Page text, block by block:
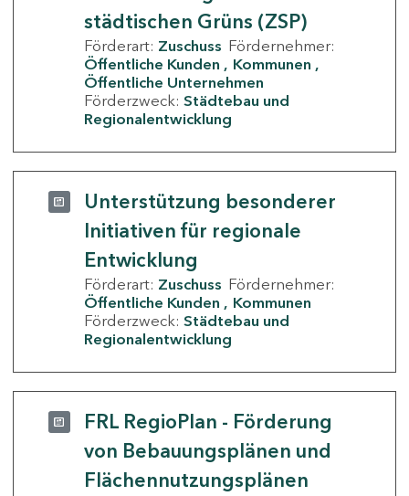
städtischen Grüns (ZSP)
Förderart: Zuschuss Fördernehmer:
Öffentliche Kunden
Kommunen
Öffentliche Unternehmen
Förderzweck: Städtebau und
Regionalentwicklung
Unterstützung besonderer
Initiativen für regionale
Entwicklung
Förderart: Zuschuss Fördernehmer:
Öffentliche Kunden
Kommunen
Förderzweck: Städtebau und
Regionalentwicklung
FRL RegioPlan - Förderung
von Bebauungsplänen und
Flächennutzungsplänen